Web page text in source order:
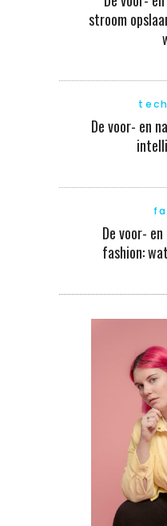
stroom
De voor- en
De voor-
fashion: